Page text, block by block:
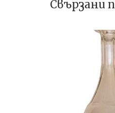
Свързани